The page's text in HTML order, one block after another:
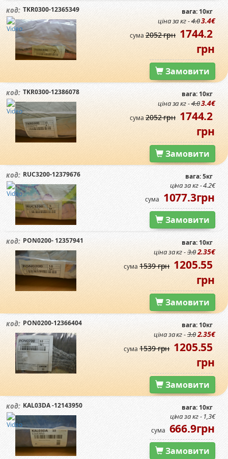
код: TKR0300-12365349 вага: 10кг
ціна за кг -4.03.4€
сума 2052 грн 1744.2
грн
Замовити
код: TKR0300-12386078 вага: 10кг
ціна за кг -4.03.4€
сума 2052 грн 1744.2
грн
Замовити
код: RUC3200-12379676 вага: 5кг
ціна за кг - 4.2€
сума 1077.3грн
Замовити
код: PON0200- 12357941 вага: 10кг
ціна за кг -3.02.35€
сума1539 грн 1205.55
грн
Замовити
код: PON0200-12366404 вага: 10кг
ціна за кг -3.02.35€
сума1539 грн 1205.55
грн
Замовити
код: KAL03DA -12143950 вага: 10кг
ціна за кг - 1,3€
сума 666.9грн
Замовити